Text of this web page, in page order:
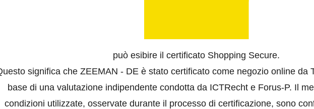
può esibire il certificato Shopping Secure.
significa che ZEEMAN - DE è stato certificato come negozio online da
base di una valutazione indipendente condotta da ICTRecht e Forus-P. Il
condizioni utilizzate, osservate durante il processo di certificazione, sono